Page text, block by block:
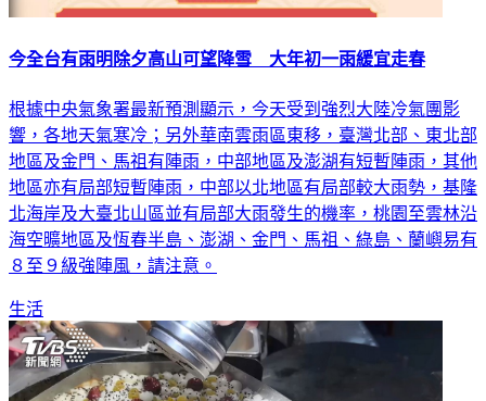
今全台有雨明除夕高山可望降雪 大年初一雨緩宜走春
根據中央氣象署最新預測顯示，今天受到強烈大陸冷氣團影
響，各地天氣寒冷；另外華南雲雨區東移，臺灣北部、東北部
地區及金門、馬祖有陣雨，中部地區及澎湖有短暫陣雨，其他
地區亦有局部短暫陣雨，中部以北地區有局部較大雨勢，基隆
北海岸及大臺北山區並有局部大雨發生的機率，桃園至雲林沿
海空曠地區及恆春半島、澎湖、金門、馬祖、綠島、蘭嶼易有
８至９級強陣風，請注意。
生活